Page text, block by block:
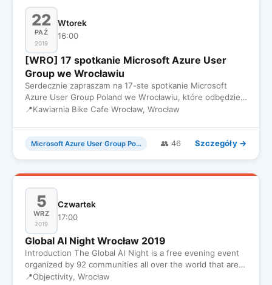
22
PAŹ
2019
Wtorek
16:00
[WRO] 17 spotkanie Microsoft Azure User
Group we Wrocławiu
Serdecznie zapraszam na 17-ste spotkanie Microsoft
Azure User Group Poland we Wrocławiu, które odbędzie
się 22 Październ…
📍Kawiarnia Bike Cafe Wrocław, Wrocław
Microsoft Azure User Group Poland 👥 46 Szczegóły →
5
WRZ
2019
Czwartek
17:00
Global AI Night Wrocław 2019
Introduction The Global AI Night is a free evening event
organized by 92 communities all over the world that are
passion…
📍Objectivity, Wrocław